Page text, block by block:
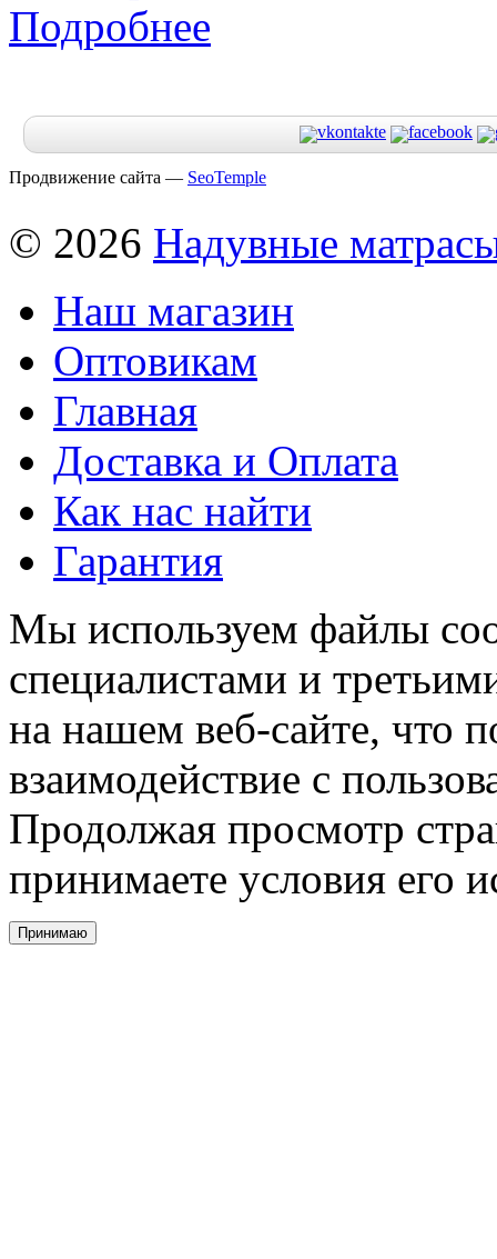
Подробнее
Продвижение сайта — SeoTemple
© 2026 Надувные
Наш магазин
Оптовикам
Главная
Доставка и Оплата
Как нас найти
Гарантия
Мы используем файлы
специалистами и
на нашем веб-сайте, что
взаимодействие с
Продолжая просмотр
принимаете условия его
Принимаю